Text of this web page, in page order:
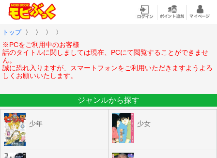
トップ 〉 〉 〉 〉
※PCをご利用中のお客様
話のタイトルに関しましては現在、PCにて閲覧することができませ
ん。
誠に恐れ入りますが、スマートフォンをご利用いただきますようよろ
しくお願いいたします。
ジャンルから探す
少年 少女